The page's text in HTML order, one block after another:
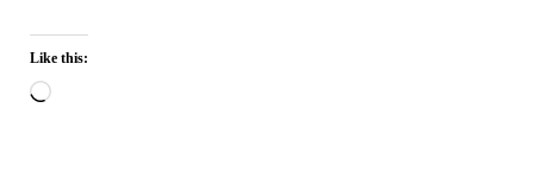
Like this: